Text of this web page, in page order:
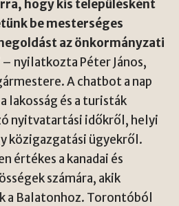
hogy kis településként
be mesterséges
az önkormányzati
– nyilatkozta Péter János,
A chatbot a nap
lakosság és a turisták
nyitvatartási időkről, helyi
közigazgatási ügyekről.
értékes a kanadai és
számára, akik
a Balatonhoz. Torontóból